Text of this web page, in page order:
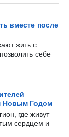
вместе после
жить с
себе
Новым Годом
где живут
сердцем и